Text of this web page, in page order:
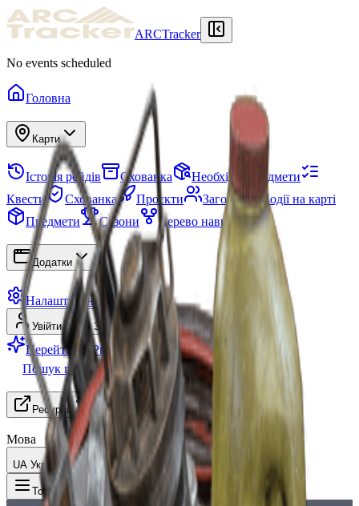
ARCTracker
No events scheduled
Головна
Карти
Історія рейдів Схованка
Необхідні предмети
Квести
Схованка Проєкти Загони
Події на карті
Предмети
Сезони Дерево навичок
Додатки
Налаштування
Увійти Зареєструватися
Перейти на Premium
Пошук групи
Ресурси
Мова
UA Українська
Toggle Menu Предмет Газова граната